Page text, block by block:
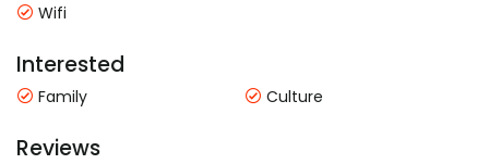
Wifi
Interested
Family Culture
Reviews